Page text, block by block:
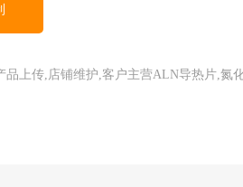
上传,店铺维护,客户主营ALN导热片,氮